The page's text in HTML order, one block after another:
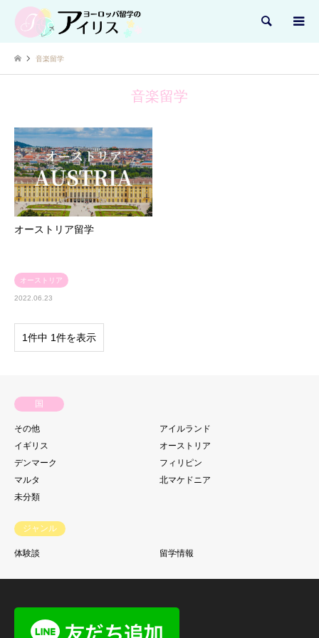
検索
音楽留学
音楽留学
オーストリア留学
オーストリア
2022.06.23
1件中 1件を表示
国
その他
アイルランド
イギリス
オーストリア
デンマーク
フィリピン
マルタ
北マケドニア
未分類
ジャンル
体験談 留学情報